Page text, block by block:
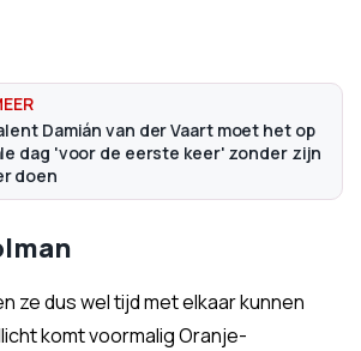
Damián van der Vaart moet het op
dag 'voor de eerste keer' zonder zijn
doen
ze dus wel tijd met elkaar kunnen
komt voormalig Oranje-